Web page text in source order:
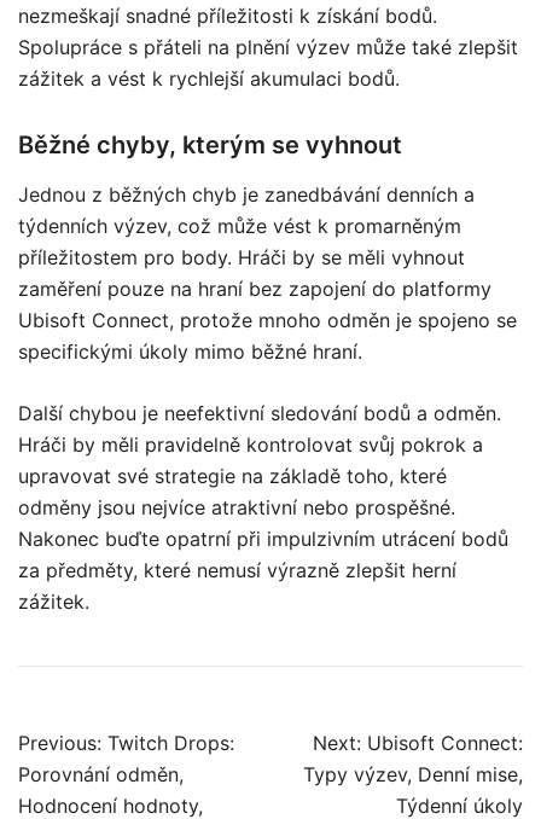
nezmeškají snadné příležitosti k získání bodů.
Spolupráce s přáteli na plnění výzev může také zlepšit
zážitek a vést k rychlejší akumulaci bodů.
Běžné chyby, kterým se vyhnout
Jednou z běžných chyb je zanedbávání denních a
týdenních výzev, což může vést k promarněným
příležitostem pro body. Hráči by se měli vyhnout
zaměření pouze na hraní bez zapojení do platformy
Ubisoft Connect, protože mnoho odměn je spojeno se
specifickými úkoly mimo běžné hraní.
Další chybou je neefektivní sledování bodů a odměn.
Hráči by měli pravidelně kontrolovat svůj pokrok a
upravovat své strategie na základě toho, které
odměny jsou nejvíce atraktivní nebo prospěšné.
Nakonec buďte opatrní při impulzivním utrácení bodů
za předměty, které nemusí výrazně zlepšit herní
zážitek.
Post
navigation
Previous: Twitch Drops:
Porovnání odměn,
Hodnocení hodnoty,
Next: Ubisoft Connect:
Typy výzev, Denní mise,
Týdenní úkoly